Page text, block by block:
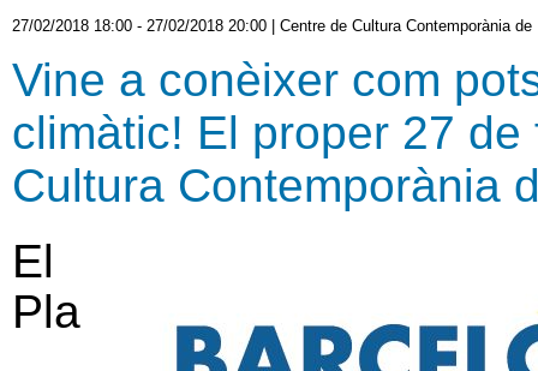
27/02/2018 18:00 - 27/02/2018 20:00 Centre de Cultura Contemporània de
Vine a conèixer com
climàtic! El proper 27
Cultura Contemporània
El
Pla